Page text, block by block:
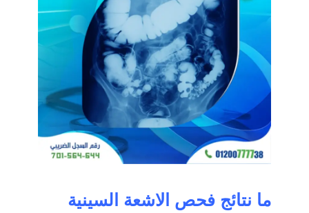
ما نتائج فحص الاشعة السينية